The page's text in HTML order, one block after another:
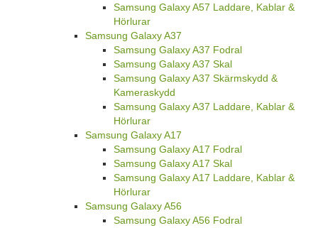
Samsung Galaxy A57 Laddare, Kablar &
Hörlurar
Samsung Galaxy A37
Samsung Galaxy A37 Fodral
Samsung Galaxy A37 Skal
Samsung Galaxy A37 Skärmskydd &
Kameraskydd
Samsung Galaxy A37 Laddare, Kablar &
Hörlurar
Samsung Galaxy A17
Samsung Galaxy A17 Fodral
Samsung Galaxy A17 Skal
Samsung Galaxy A17 Laddare, Kablar &
Hörlurar
Samsung Galaxy A56
Samsung Galaxy A56 Fodral